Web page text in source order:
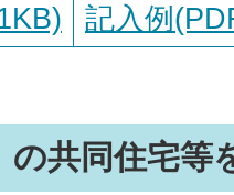
記入例
の共同住宅等